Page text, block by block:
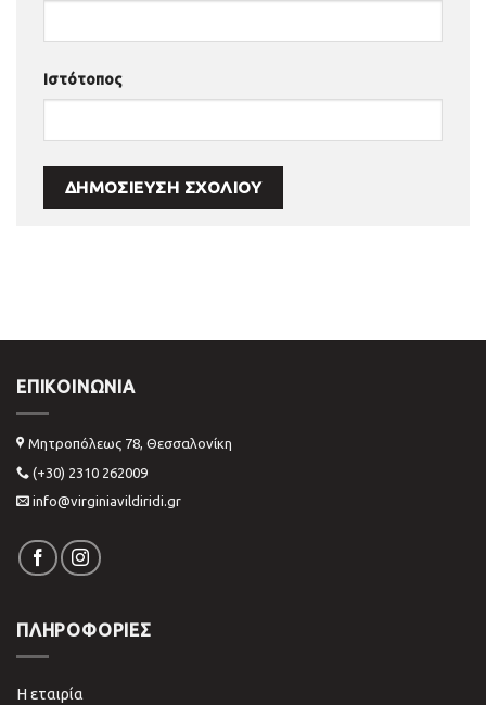
Ιστότοπος
ΕΠΙΚΟΙΝΩΝΊΑ
Μητροπόλεως 78, Θεσσαλονίκη
(+30) 2310 262009
info@virginiavildiridi.gr
ΠΛΗΡΟΦΟΡΙΕΣ
Η εταιρία